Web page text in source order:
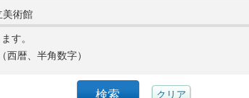
美術館
す。
西暦、半角数字）